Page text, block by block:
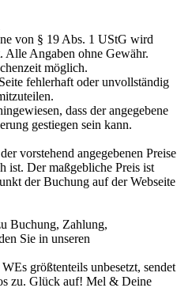
von § 19 Abs. 1 UStG wird
Alle Angaben ohne Gewähr.
möglich.
fehlerhaft oder unvollständig
dass der angegebene
gestiegen sein kann.
vorstehend angegebenen Preise
ist. Der maßgebliche Preis ist
der Buchung auf der Webseite
Buchung, Zahlung,
Sie in unseren
größtenteils unbesetzt, sendet
zu. Glück auf! Mel & Deine